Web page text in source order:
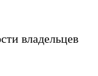
владельцев